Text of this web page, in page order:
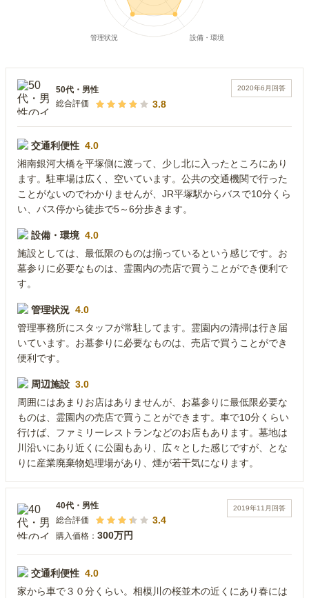
2020年6月 回答
50代 ・ 男性
総合評価
3.8
交通利便性 4.0
湘南銀河大橋を平塚側に渡って、少し北に入ったところにあり
ます。駐車場は広く、空いています。公共の交通機関で行った
ことがないのでわかりませんが、JR平塚駅からバスで10分くら
い、バス停から徒歩で5～6分歩きます。
設備・環境 4.0
施設としては、最低限のものは揃っているという感じです。お
墓参りに必要なものは、霊園内の売店で買うことができ便利で
す。
管理状況 4.0
管理事務所にスタッフが常駐してます。霊園内の清掃は行き届
いています。お墓参りに必要なものは、売店で買うことができ
便利です。
周辺施設 3.0
周囲にはあまりお店はありませんが、お墓参りに最低限必要な
ものは、霊園内の売店で買うことができます。車で10分くらい
行けば、ファミリーレストランなどのお店もあります。墓地は
川沿いにあり近くに公園もあり、広々とした感じですが、とな
りに産業廃棄物処理場があり、煙が若干気になります。
2019年11月 回答
40代 ・ 男性
総合評価
3.4
購入価格： 300万円
交通利便性 4.0
家から車で３０分くらい。相模川の桜並木の近くにあり春には